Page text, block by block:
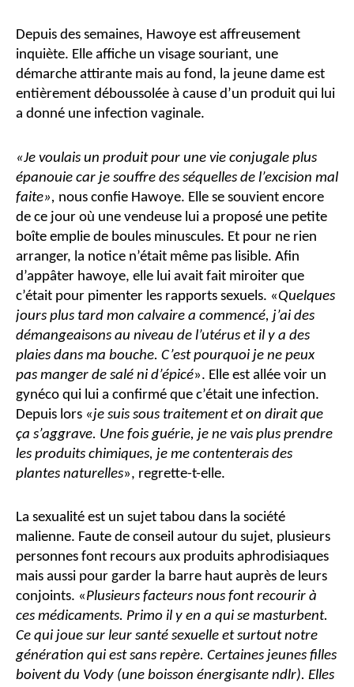
Depuis des semaines, Hawoye est affreusement
inquiète. Elle affiche un visage souriant, une
démarche attirante mais au fond, la jeune dame est
entièrement déboussolée à cause d’un produit qui lui
a donné une infection vaginale.
«Je voulais un produit pour une vie conjugale plus
épanouie car je souffre des séquelles de l’excision mal
faite», nous confie Hawoye. Elle se souvient encore
de ce jour où une vendeuse lui a proposé une petite
boîte emplie de boules minuscules. Et pour ne rien
arranger, la notice n’était même pas lisible. Afin
d’appâter hawoye, elle lui avait fait miroiter que
c’était pour pimenter les rapports sexuels. «Quelques
jours plus tard mon calvaire a commencé, j’ai des
démangeaisons au niveau de l’utérus et il y a des
plaies dans ma bouche. C’est pourquoi je ne peux
pas manger de salé ni d’épicé». Elle est allée voir un
gynéco qui lui a confirmé que c’était une infection.
Depuis lors «je suis sous traitement et on dirait que
ça s’aggrave. Une fois guérie, je ne vais plus prendre
les produits chimiques, je me contenterais des
plantes naturelles», regrette-t-elle.
La sexualité est un sujet tabou dans la société
malienne. Faute de conseil autour du sujet, plusieurs
personnes font recours aux produits aphrodisiaques
mais aussi pour garder la barre haut auprès de leurs
conjoints. «Plusieurs facteurs nous font recourir à
ces médicaments. Primo il y en a qui se masturbent.
Ce qui joue sur leur santé sexuelle et surtout notre
génération qui est sans repère. Certaines jeunes filles
boivent du Vody (une boisson énergisante ndlr). Elles